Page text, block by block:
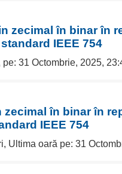
zecimal în binar în
IEEE 754
31 Octombrie, 2025,
zecimal în binar în
IEEE 754
Ultima oară pe: 31